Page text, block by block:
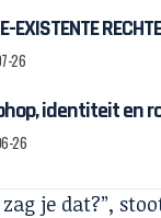
EXISTENTE
26
identiteit en
26
je dat?”,